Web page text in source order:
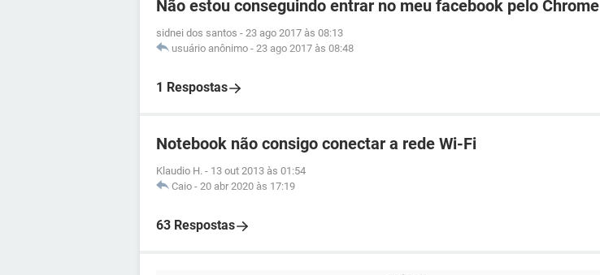
Não estou conseguindo entrar no meu facebook pelo Chrome
sidnei dos santos - 23 ago 2017 às 08:13
usuário anônimo - 23 ago 2017 às 08:48
1 Respostas
Notebook não consigo conectar a rede Wi-Fi
Klaudio H. - 13 out 2013 às 01:54
Caio - 20 abr 2020 às 17:19
63 Respostas